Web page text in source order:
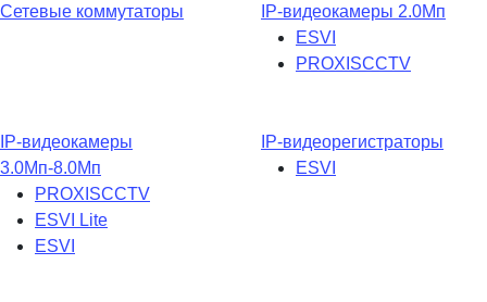
Сетевые коммутаторы
IP-видеокамеры 2.0Мп
ESVI
PROXISCCTV
IP-видеокамеры
3.0Мп-8.0Мп
PROXISCCTV
ESVI Lite
ESVI
IP-видеорегистраторы
ESVI